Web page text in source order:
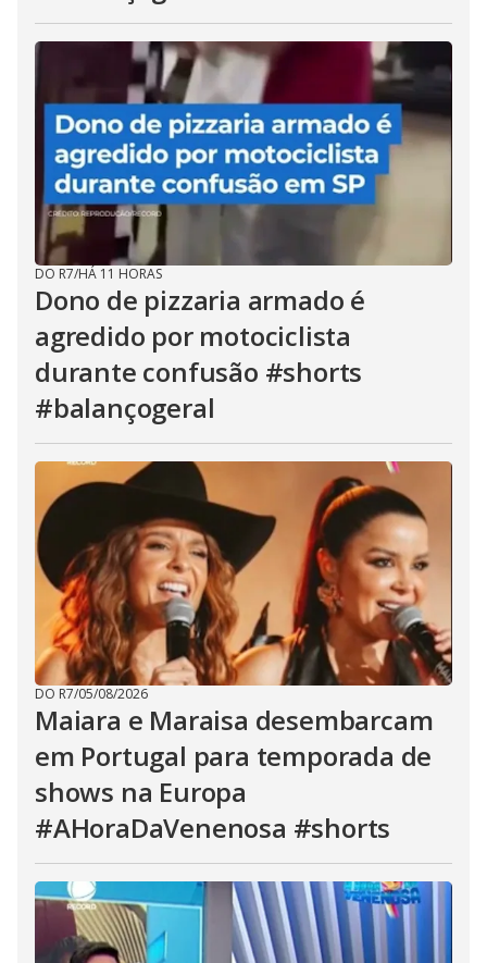
DO R7/HÁ 11 HORAS
Dono de pizzaria armado é
agredido por motociclista
durante confusão #shorts
#balançogeral
DO R7/05/08/2026
Maiara e Maraisa desembarcam
em Portugal para temporada de
shows na Europa
#AHoraDaVenenosa #shorts